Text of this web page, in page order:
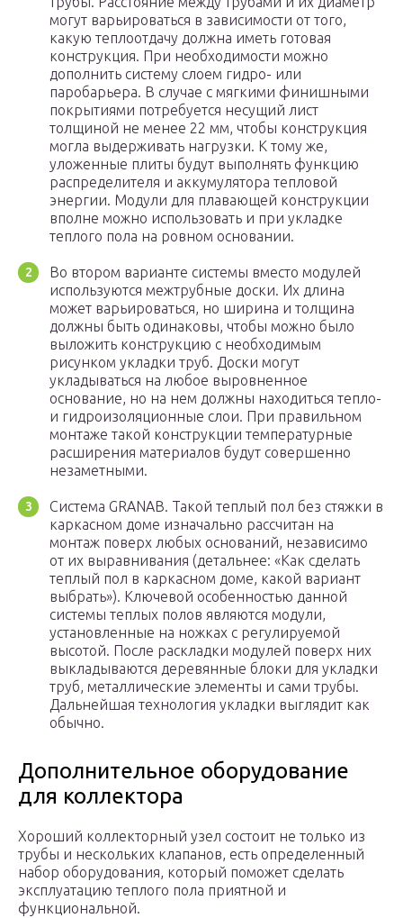
могут варьироваться в зависимости от того,
какую теплоотдачу должна иметь готовая
конструкция. При необходимости можно
дополнить систему слоем гидро- или
паробарьера. В случае с мягкими финишными
покрытиями потребуется несущий лист
толщиной не менее 22 мм, чтобы конструкция
могла выдерживать нагрузки. К тому же,
уложенные плиты будут выполнять функцию
распределителя и аккумулятора тепловой
энергии. Модули для плавающей конструкции
вполне можно использовать и при укладке
теплого пола на ровном основании.
Во втором варианте системы вместо модулей
используются межтрубные доски. Их длина
может варьироваться, но ширина и толщина
должны быть одинаковы, чтобы можно было
выложить конструкцию с необходимым
рисунком укладки труб. Доски могут
укладываться на любое выровненное
основание, но на нем должны находиться тепло-
и гидроизоляционные слои. При правильном
монтаже такой конструкции температурные
расширения материалов будут совершенно
незаметными.
Система GRANAB. Такой теплый пол без стяжки в
каркасном доме изначально рассчитан на
монтаж поверх любых оснований, независимо
от их выравнивания (детальнее: «Как сделать
теплый пол в каркасном доме, какой вариант
выбрать»). Ключевой особенностью данной
системы теплых полов являются модули,
установленные на ножках с регулируемой
высотой. После раскладки модулей поверх них
выкладываются деревянные блоки для укладки
труб, металлические элементы и сами трубы.
Дальнейшая технология укладки выглядит как
обычно.
Дополнительное оборудование
для коллектора
Хороший коллекторный узел состоит не только из
трубы и нескольких клапанов, есть определенный
набор оборудования, который поможет сделать
эксплуатацию теплого пола приятной и
функциональной.